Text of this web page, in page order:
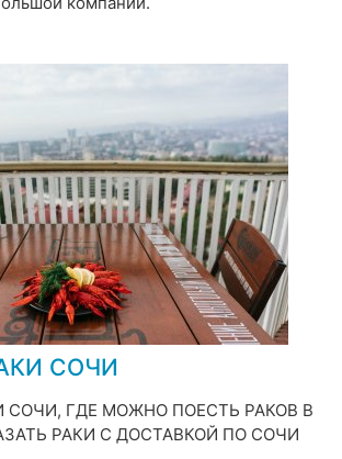
СОЧИ
СОЧИ, ГДЕ МОЖНО ПОЕСТЬ РАКОВ В
РАКИ С ДОСТАВКОЙ ПО СОЧИ